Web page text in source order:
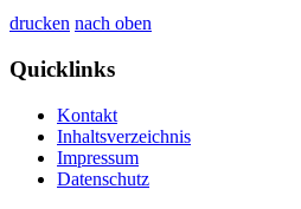
drucken nach oben
Quicklinks
Kontakt
Inhaltsverzeichnis
Impressum
Datenschutz